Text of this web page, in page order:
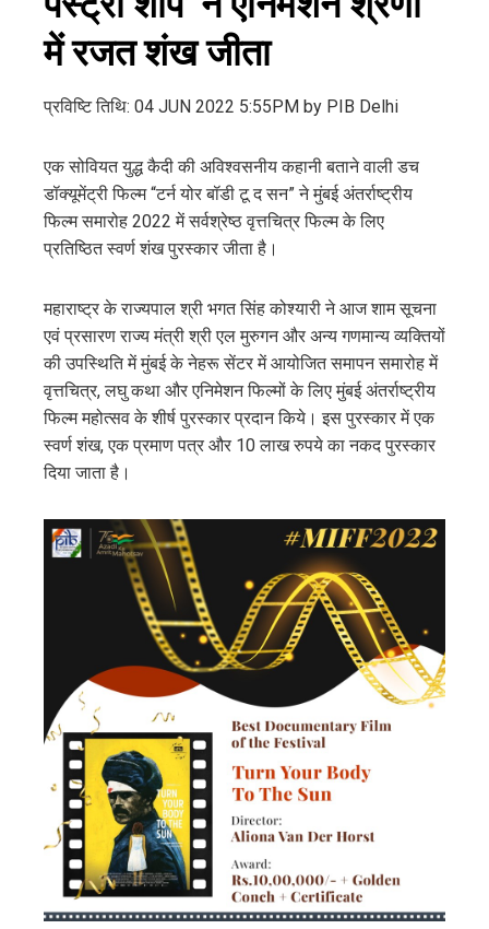
में रजत शंख जीता
प्रविष्टि तिथि: 04 JUN 2022 5:55PM by PIB Delhi
एक सोवियत युद्ध कैदी की अविश्वसनीय कहानी बताने वाली डच
डॉक्यूमेंट्री फिल्म “टर्न योर बॉडी टू द सन” ने मुंबई अंतर्राष्ट्रीय
फिल्म समारोह 2022 में सर्वश्रेष्ठ वृत्तचित्र फिल्म के लिए
प्रतिष्ठित स्वर्ण शंख पुरस्कार जीता है।
महाराष्ट्र के राज्यपाल श्री भगत सिंह कोश्यारी ने आज शाम सूचना
एवं प्रसारण राज्य मंत्री श्री एल मुरुगन और अन्य गणमान्य व्यक्तियों
की उपस्थिति में मुंबई के नेहरू सेंटर में आयोजित समापन समारोह में
वृत्तचित्र, लघु कथा और एनिमेशन फिल्मों के लिए मुंबई अंतर्राष्ट्रीय
फिल्म महोत्सव के शीर्ष पुरस्कार प्रदान किये। इस पुरस्कार में एक
स्वर्ण शंख, एक प्रमाण पत्र और 10 लाख रुपये का नकद पुरस्कार
दिया जाता है।